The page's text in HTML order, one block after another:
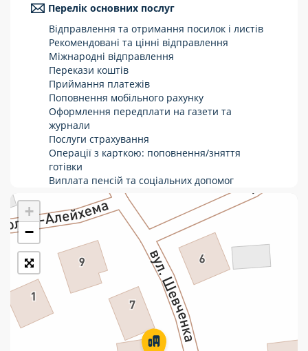
Укрпошта Експрес/тариф «Пріоритетний»
Укрпошта Стандарт/тариф «Базовий»
Доставка за межі України
Прийом вантажів
Фінансові послуги:
Термінові перекази
Перекази
Комунальні та інші платежі
Перелік основних послуг
Відправлення та отримання посилок і листів
Рекомендовані та цінні відправлення
Міжнародні відправлення
Перекази коштів
Приймання платежів
Поповнення мобільного рахунку
Оформлення передплати на газети та
журнали
Послуги страхування
Операції з карткою: поповнення/зняття
готівки
Виплата пенсій та соціальних допомог
Продаж товарів
Продаж марок та паковання
+
−